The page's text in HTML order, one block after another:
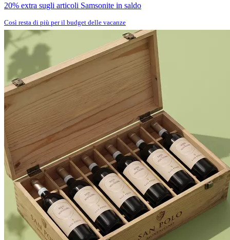
20% extra sugli articoli Samsonite in saldo
Così resta di più per il budget delle vacanze